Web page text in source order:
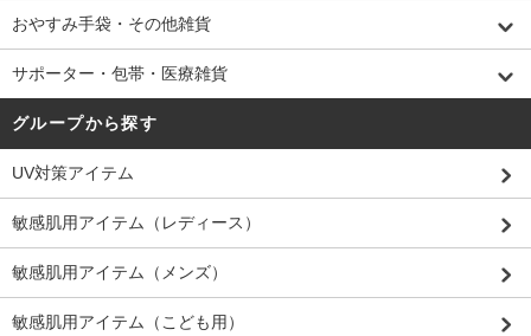
おやすみ手袋・その他雑貨
サポーター・包帯・医療雑貨
グループから探す
UV対策アイテム
敏感肌用アイテム（レディース）
敏感肌用アイテム（メンズ）
敏感肌用アイテム（こども用）